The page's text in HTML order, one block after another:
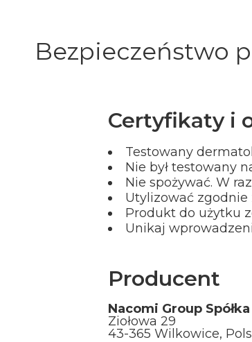
Bezpieczeństwo
Certyfikaty i
Testowany
Nie był testowany
Nie spożywać. W
Utylizować
Produkt do użytku
Unikaj
Producent
Nacomi Group
Ziołowa 29
43-365 Wilkowice,